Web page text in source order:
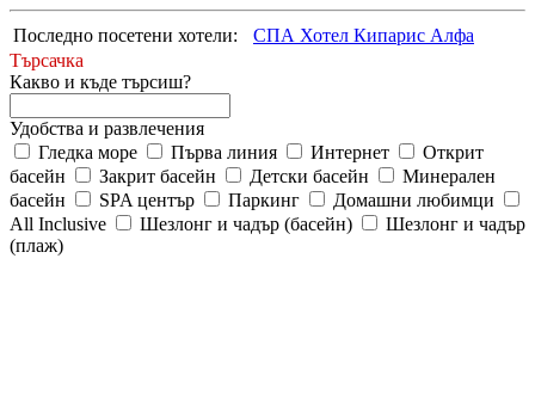
Последно посетени хотели:
СПА Хотел Кипарис Алфа
Търсачка
Какво и къде търсиш?
Удобства и развлечения
Гледка море
Първа линия Интернет
Открит
басейн
Закрит басейн Детски басейн
Минерален
басейн
SPA център Паркинг
Домашни любимци
All Inclusive
Шезлонг и чадър (басейн)
Шезлонг и чадър
(плаж)